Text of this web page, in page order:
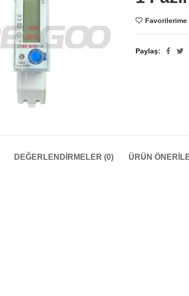
Favorilerime
Paylaş
DEĞERLENDIRMELER (0) ÜRÜN